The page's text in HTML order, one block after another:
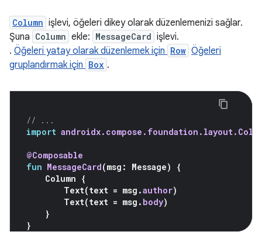
Column işlevi, öğeleri dikey olarak düzenlemenizi sağlar.
Şuna Column ekle: MessageCard işlevi.
. Öğeleri yatay olarak düzenlemek için Row Öğeleri
gruplandırmak için Box .
// ...
import
@Composable
fun MessageCard(msg : Message)
{
Column {
Text(text = msg .author)
Text(text = msg . body)
}
}